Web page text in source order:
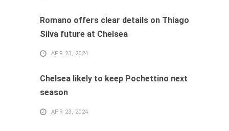
Romano offers clear details on Thiago
Silva future at Chelsea
APR 23, 2024
Chelsea likely to keep Pochettino next
season
APR 23, 2024